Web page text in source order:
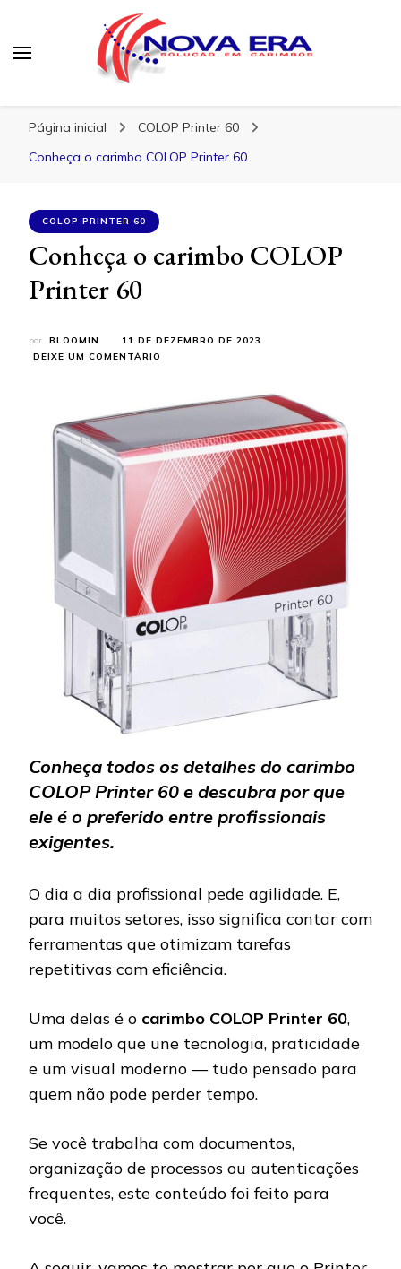
Página inicial
COLOP Printer 60
Conheça o carimbo COLOP Printer 60
COLOP PRINTER 60
Conheça o carimbo COLOP
Printer 60
por BLOOMIN
11 DE DEZEMBRO DE 2023
DEIXE UM COMENTÁRIO
CARIMBO
PRINTER
60
Conheça todos os detalhes do carimbo
COLOP Printer 60 e descubra por que
ele é o preferido entre profissionais
exigentes.
O dia a dia profissional pede agilidade. E,
para muitos setores, isso significa contar com
ferramentas que otimizam tarefas
repetitivas com eficiência.
Uma delas é o carimbo COLOP Printer 60,
um modelo que une tecnologia, praticidade
e um visual moderno — tudo pensado para
quem não pode perder tempo.
Se você trabalha com documentos,
organização de processos ou autenticações
frequentes, este conteúdo foi feito para
você.